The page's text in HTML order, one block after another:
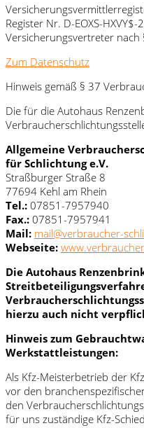
Register Nr. D-EOXS-
Versicherungsvertreter nach
Zum Datenschutz
Hinweis gemäß § 37
Die für die Autohaus
Allgemeine
für Schlichtung e.V.
Straßburger Straße 8
77694 Kehl am Rhein
Tel.: 07851-7957940
Fax.: 07851-7957941
Mail: mail@verbraucher-
Webseite:
Die Autohaus
hierzu auch nicht
Hinweis zum
Werkstattleistungen:
Als Kfz-Meisterbetrieb der
vor den
den
für uns zuständige Kfz-